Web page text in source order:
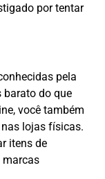
por tentar
pela
barato do que
você também
lojas físicas.
itens de
marcas